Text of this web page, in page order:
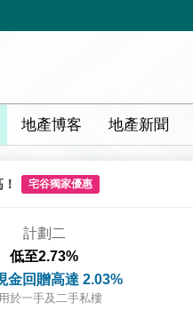
地產博客 地產新聞
宅谷獨家優惠
計劃二
低至2.73%
金回贈高達 2.03%
於一手及二手私樓